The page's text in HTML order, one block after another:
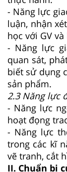
- Năng lực
luận, nhận
học với GV
- Năng lực
quan sát,
biết sử dụng
sản phẩm.
2.3 Năng lực
- Năng lực
hoạt đọng
- Năng lực
trong các kĩ
vẽ tranh, cắt
II. Chuẩn bị